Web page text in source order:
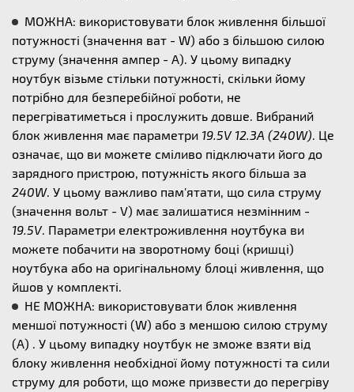
МОЖНА: використовувати блок живлення більшої
потужності (значення ват - W) або з більшою силою
струму (значення ампер - А). У цьому випадку
ноутбук візьме стільки потужності, скільки йому
потрібно для безперебійної роботи, не
перегріватиметься і прослужить довше. Вибраний
блок живлення має параметри 19.5V 12.3A (240W). Це
означає, що ви можете сміливо підключати його до
зарядного пристрою, потужність якого більша за
240W. У цьому важливо пам'ятати, що сила струму
(значення вольт - V) має залишатися незмінним -
19.5V. Параметри електроживлення ноутбука ви
можете побачити на зворотному боці (кришці)
ноутбука або на оригінальному блоці живлення, що
йшов у комплекті.
НЕ МОЖНА: використовувати блок живлення
меншої потужності (W) або з меншою силою струму
(А) . У цьому випадку ноутбук не зможе взяти від
блоку живлення необхідної йому потужності та сили
струму для роботи, що може призвести до перегріву